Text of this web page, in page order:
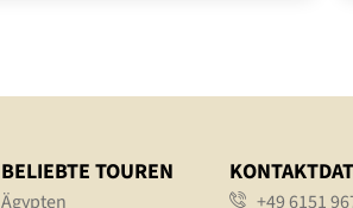
BELIEBTE TOUREN
Ägypten
+49 6151